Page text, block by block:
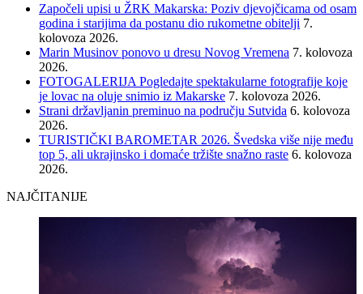
Započeli upisi u ŽRK Makarska: Poziv djevojčicama od osam
godina i starijima da postanu dio rukometne obitelji 7.
kolovoza 2026.
Marin Musinov ponovo u dresu Novog Vremena 7. kolovoza
2026.
FOTOGALERIJA Pogledajte spektakularne fotografije koje
je lovac na oluje snimio iz Makarske 7. kolovoza 2026.
Strani državljanin preminuo na području Sutvida 6. kolovoza
2026.
TURISTIČKI BAROMETAR 2026. Švedska više nije među
top 5, ali ukrajinsko i domaće tržište snažno raste 6. kolovoza
2026.
NAJČITANIJE